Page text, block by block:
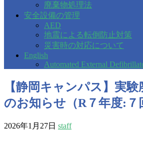
廃棄物処理法
安全設備の管理
AED
地震による転倒防止対策
災害時の対応について
English
Automated External
【静岡キャンパス】実験
のお知らせ（R７年度:７
2026年1月27日 staff